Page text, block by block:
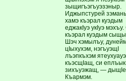
зыщигъэгъуэзэныр.
Иджыпстурей
хамэ къэрал куэдым
еджакIуэ укIуэ
къэрал куэдым
Шэч хэмылъу,
цIыхухэм, нэгъуэщI
лъэпкъхэм
къэсщIащ, си
зихъуэжащ, —
Къармэм.